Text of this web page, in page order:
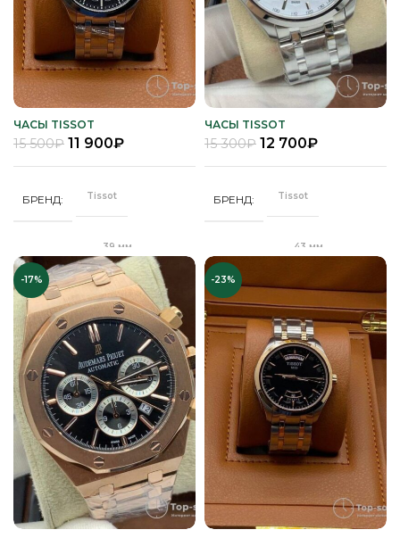
ПОКРЫТИЕ
Полное
защитное IPS
покрытие
ПОЛ Часы мужские
РЕМЕНЬ
Сапфировое
ЦВЕТ БРАСЛЕТА Серебро
ЦВЕТ КОРПУСА Серебро
ЦИФЕРБЛАТ Черный
ПОКРЫТИЕ
Полное
защитное IPS
покрытие
ПОЛ Часы мужские
РЕМЕНЬ
ЦВЕТ КОРПУСА
Серебро
ЦВЕТ РЕМЕШКА Коричневый
ЦИФЕРБЛАТ Белый
ЧАСЫ TISSOT
15 500₽ 11 900₽
БРЕНД Tissot
39 мм
ЗАСТЕЖКА "Бабочка"
КОРПУС
Качественная
часовая сталь
МЕХАНИЗМ Кварц
ПОКРЫТИЕ
Полное
защитное IPS
покрытие
ПОЛ Унисекс,Часы
ЧАСЫ TISSOT
15 300₽ 12 700₽
БРЕНД Tissot
43 мм
ЗАСТЕЖКА
КОРПУС
Качественная
часовая сталь
МЕХАНИЗМ Кварц
ПОКРЫТИЕ
Полное
защитное IPS
покрытие
ПОЛ Часы мужские
-17% -23%